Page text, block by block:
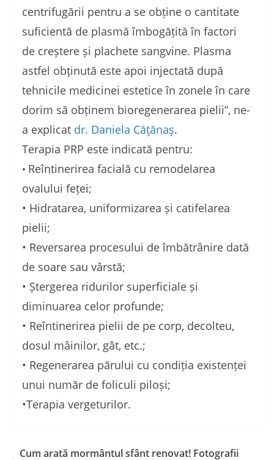
centrifugării pentru a se obține o cantitate
suficientă de plasmă îmbogățită în factori
de creștere și plachete sangvine. Plasma
astfel obținută este apoi injectată după
tehnicile medicinei estetice în zonele în care
dorim să obținem bioregenerarea pielii”, ne-
a explicat dr. Daniela Cățănaș.
Terapia PRP este indicată pentru:
• Reîntinerirea facială cu remodelarea
ovalului feței;
• Hidratarea, uniformizarea și catifelarea
pielii;
• Reversarea procesului de îmbătrânire dată
de soare sau vârstă;
• Ștergerea ridurilor superficiale și
diminuarea celor profunde;
• Reîntinerirea pielii de pe corp, decolteu,
dosul mâinilor, gât, etc.;
• Regenerarea părului cu condiția existenței
unui număr de foliculi piloși;
•Terapia vergeturilor.
Cum arată mormântul sfânt renovat! Fotografii